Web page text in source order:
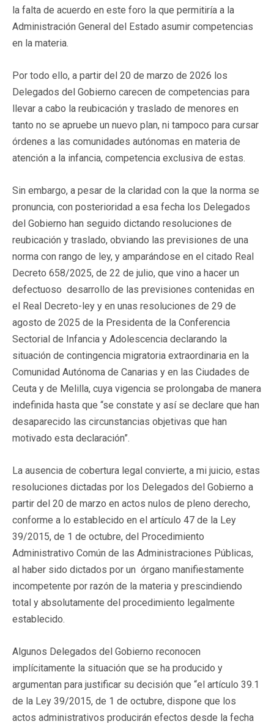
la falta de acuerdo en este foro la que permitiría a la
Administración General del Estado asumir competencias
en la materia.
Por todo ello, a partir del 20 de marzo de 2026 los
Delegados del Gobierno carecen de competencias para
llevar a cabo la reubicación y traslado de menores en
tanto no se apruebe un nuevo plan, ni tampoco para cursar
órdenes a las comunidades autónomas en materia de
atención a la infancia, competencia exclusiva de estas.
Sin embargo, a pesar de la claridad con la que la norma se
pronuncia, con posterioridad a esa fecha los Delegados
del Gobierno han seguido dictando resoluciones de
reubicación y traslado, obviando las previsiones de una
norma con rango de ley, y amparándose en el citado Real
Decreto 658/2025, de 22 de julio, que vino a hacer un
defectuoso desarrollo de las previsiones contenidas en
el Real Decreto-ley y en unas resoluciones de 29 de
agosto de 2025 de la Presidenta de la Conferencia
Sectorial de Infancia y Adolescencia declarando la
situación de contingencia migratoria extraordinaria en la
Comunidad Autónoma de Canarias y en las Ciudades de
Ceuta y de Melilla, cuya vigencia se prolongaba de manera
indefinida hasta que “se constate y así se declare que han
desaparecido las circunstancias objetivas que han
motivado esta declaración”.
La ausencia de cobertura legal convierte, a mi juicio, estas
resoluciones dictadas por los Delegados del Gobierno a
partir del 20 de marzo en actos nulos de pleno derecho,
conforme a lo establecido en el artículo 47 de la Ley
39/2015, de 1 de octubre, del Procedimiento
Administrativo Común de las Administraciones Públicas,
al haber sido dictados por un órgano manifiestamente
incompetente por razón de la materia y prescindiendo
total y absolutamente del procedimiento legalmente
establecido.
Algunos Delegados del Gobierno reconocen
implícitamente la situación que se ha producido y
argumentan para justificar su decisión que “el artículo 39.1
de la Ley 39/2015, de 1 de octubre, dispone que los
actos administrativos producirán efectos desde la fecha